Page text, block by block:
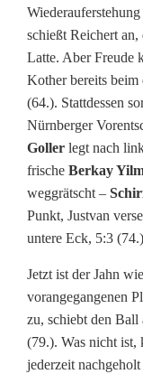
schießt Reichert
Latte. Aber Freude
Kother bereits beim
(64.). Stattdessen
Nürnberger
Goller legt nach
frische Berkay
weggrätscht –
Punkt, Justvan
untere Eck, 5:3
Jetzt ist der Jahn
vorangegangenen
zu, schiebt den
(79.). Was nicht ist,
jederzeit